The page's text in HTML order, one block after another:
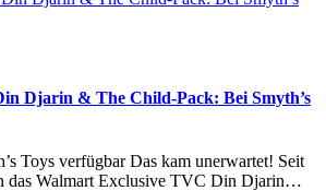
Djarin & The Child-Pack: Bei Smyth’s
Toys verfügbar Das kam unerwartet! Seit
das Walmart Exclusive TVC Din Djarin…